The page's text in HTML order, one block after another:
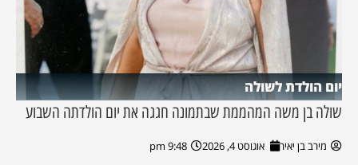
יום הולדת לשולה
שולה בן משה המהממת שבתמונה חגגה את יום הולדתה השבוע
מירב בן יאיר אוגוסט 4, 2026 9:48 pm